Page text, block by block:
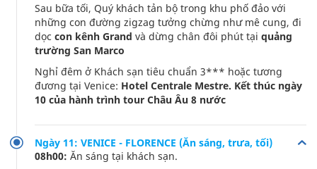
Sau bữa tối, Quý khách tản bộ trong khu phố đảo với
những con đường zigzag tưởng chừng như mê cung, đi
dọc con kênh Grand và dừng chân đôi phút tại quảng
trường San Marco
Nghỉ đêm ở Khách sạn tiêu chuẩn 3*** hoặc tương
đương tại Venice: Hotel Centrale Mestre. Kết thúc ngày
10 của hành trình tour Châu Âu 8 nước
Ngày 11: VENICE - FLORENCE (Ăn sáng, trưa, tối)
08h00: Ăn sáng tại khách sạn.